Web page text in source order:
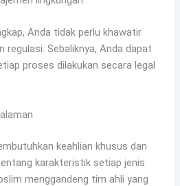
Anda tidak perlu khawatir
regulasi. Sebaliknya, Anda dapat
proses dilakukan secara legal
keahlian khusus dan
karakteristik setiap jenis
menggandeng tim ahli yang